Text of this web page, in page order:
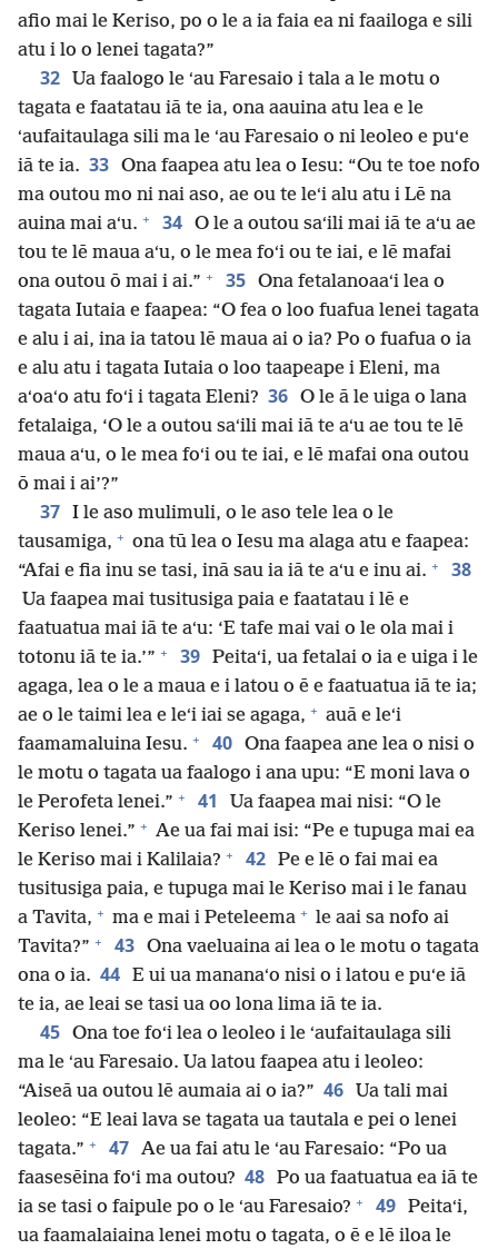
afio mai le Keriso, po o le a ia faia ea ni faailoga e sili
atu i lo o lenei tagata?”
32
Ua faalogo le ʻau Faresaio i tala a le motu o
tagata e faatatau iā te ia, ona aauina atu lea e le
ʻaufaitaulaga sili ma le ʻau Faresaio o ni leoleo e puʻe
iā te ia. 33 Ona faapea atu lea o Iesu: “Ou te toe nofo
ma outou mo ni nai aso, ae ou te leʻi alu atu i Lē na
auina mai aʻu. + 34 O le a outou saʻili mai iā te aʻu ae
tou te lē maua aʻu, o le mea foʻi ou te iai, e lē mafai
ona outou ō mai i ai.” + 35 Ona fetalanoaaʻi lea o
tagata Iutaia e faapea: “O fea o loo fuafua lenei tagata
e alu i ai, ina ia tatou lē maua ai o ia? Po o fuafua o ia
e alu atu i tagata Iutaia o loo taapeape i Eleni, ma
aʻoaʻo atu foʻi i tagata Eleni? 36 O le ā le uiga o lana
fetalaiga, ‘O le a outou saʻili mai iā te aʻu ae tou te lē
maua aʻu, o le mea foʻi ou te iai, e lē mafai ona outou
ō mai i ai’?”
37 I le aso mulimuli, o le aso tele lea o le
tausamiga, + ona tū lea o Iesu ma alaga atu e faapea:
“Afai e fia inu se tasi, inā sau ia iā te aʻu e inu ai. + 38
Ua faapea mai tusitusiga paia e faatatau i lē e
faatuatua mai iā te aʻu: ‘E tafe mai vai o le ola mai i
totonu iā te ia.’” + 39 Peitaʻi, ua fetalai o ia e uiga i le
agaga, lea o le a maua e i latou o ē e faatuatua iā te ia;
ae o le taimi lea e leʻi iai se agaga, + auā e leʻi
faamamaluina Iesu. + 40 Ona faapea ane lea o nisi o
le motu o tagata ua faalogo i ana upu: “E moni lava o
le Perofeta lenei.” + 41
Ua faapea mai nisi: “O le
Keriso lenei.” + Ae ua fai mai isi: “Pe e tupuga mai ea
le Keriso mai i Kalilaia? + 42 Pe e lē o fai mai ea
tusitusiga paia, e tupuga mai le Keriso mai i le fanau
a Tavita, + ma e mai i Peteleema + le aai sa nofo ai
Tavita?” + 43 Ona vaeluaina ai lea o le motu o tagata
ona o ia. 44 E ui ua mananaʻo nisi o i latou e puʻe iā
te ia, ae leai se tasi ua oo lona lima iā te ia.
45 Ona toe foʻi lea o leoleo i le ʻaufaitaulaga sili
ma le ʻau Faresaio. Ua latou faapea atu i leoleo:
“Aiseā ua outou lē aumaia ai o ia?” 46
Ua tali mai
leoleo: “E leai lava se tagata ua tautala e pei o lenei
tagata.” + 47 Ae ua fai atu le ʻau Faresaio: “Po ua
faasesēina foʻi ma outou? 48 Po ua faatuatua ea iā te
ia se tasi o faipule po o le ʻau Faresaio? + 49 Peitaʻi,
ua faamalaiaina lenei motu o tagata, o ē e lē iloa le